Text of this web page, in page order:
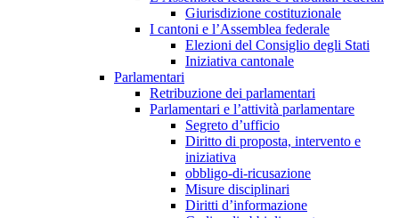
Giurisdizione costituzionale
I cantoni e l’Assemblea federale
Elezioni del Consiglio degli Stati
Iniziativa cantonale
Parlamentari
Retribuzione dei parlamentari
Parlamentari e l’attività parlamentare
Segreto d’ufficio
Diritto di proposta, intervento e
iniziativa
obbligo-di-ricusazione
Misure disciplinari
Diritti d’informazione